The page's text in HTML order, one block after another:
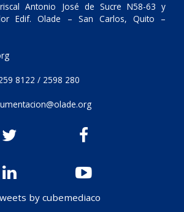
Antonio José de Sucre N58-63 y
Edif. Olade – San Carlos, Quito –
8122 / 2598 280
by cubemediaco